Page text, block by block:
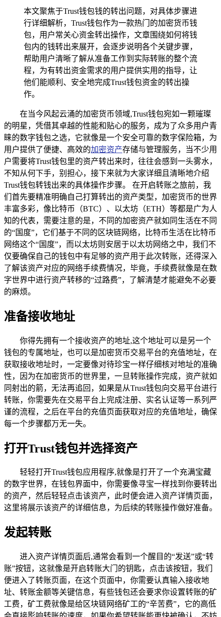
本文聚焦于Trust钱包钱的转出问题，对具体步骤进
行详细解析，Trust钱包作为一款热门的加密货币钱
包，用户常关心资金转出操作，文章围绕如何将钱
包内的钱转出来展开，会逐步说明各个关键步骤，
帮助用户清晰了解从准备工作到实际转账的整个流
程，为有转出资金需求的用户提供实用的指导，让
他们能顺利、安全地完成Trust钱包资金的转出操
作。
在当今风起云涌的加密货币领域,Trust钱包宛如一颗璀璨
的明星，凭借其卓越的性能和贴心的服务，成为了众多用户青
睐的数字钱包之选，它就像是一个安全可靠的数字保险箱，为
用户提供了便捷、高效的加密资产存储与管理服务，当不少用
户需要将Trust钱包里的资产转出来时，往往会感到一头雾水，
不知从何下手，别担心，接下来就为大家详细且清晰地介绍
Trust钱包转钱出来的具体操作步骤。 在开启转账之旅前，我
们首先要精准明确自己打算转出的资产类型，加密货币的世界
丰富多彩，像比特币（BTC）、以太坊（ETH）等都是广为人
知的代表，需要注意的是，不同的加密资产就如同生活在不同
的“国度”，它们基于不同的区块链网络，比特币生活在比特币
网络这个“国度”，而以太坊则安居于以太坊网络之中，我们不
仅要确保自己的钱包中有足够的资产用于此次转账，还得深入
了解该资产对应的网络手续费情况，毕竟，手续费就像是在数
字世界中进行资产转移的“过路费”，了解清楚才能避免不必要
的麻烦。
准备接收地址
你得先拥有一个接收资产的地址,这个地址可以是另一个
钱包的专属地址，也可以是加密货币交易平台的充值地址，在
获取接收地址时，一定要像对待珍宝一样仔细核对地址的准确
性，因为在加密货币的世界里，一旦转账操作完成，资产就如
同射出的箭，无法再追回，如果是从Trust钱包向交易平台进行
转账，你需要先在交易平台上完成注册、实名认证等一系列严
谨的流程，之后在平台的充值页面获取对应的充值地址，确保
每一个步骤都万无一失。
打开Trust钱包并选择资产
轻轻打开Trust钱包应用程序,就像是打开了一个充满宝藏
的数字世界，在钱包界面中，你需要像寻宝一样找到你要转出
的资产，然后轻轻点击该资产，此时便会进入资产详情页面，
这里将展示该资产的详细信息，为后续的转账操作做好准备。
发起转账
进入资产详情页面后,通常会看到一个醒目的“发送”或“转
账”按钮，这就像是开启转账大门的钥匙，点击该按钮，我们
便进入了转账页面，在这个页面中，你需要认真输入接收地
址、转账金额等关键信息，有些钱包还会要求你设置转账的矿
工费，矿工费就像是给区块链网络矿工的“辛苦费”，它的高低